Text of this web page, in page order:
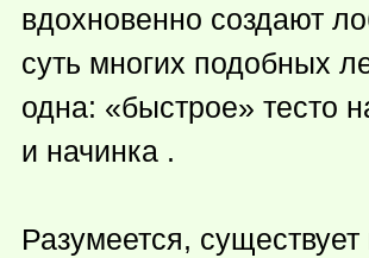
вдохновенно создают
суть многих подобных
одна: «быстрое» тесто
и начинка .
Разумеется,